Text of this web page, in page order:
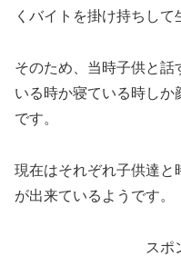
くバイトを掛け持ちして
そのため、当時子供と話
いる時か寝ている時しか
です。
現在はそれぞれ子供達と
が出来ているようです。
スポ